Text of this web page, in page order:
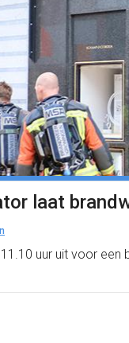
laat
uur uit voor